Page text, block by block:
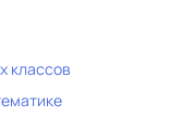
классов